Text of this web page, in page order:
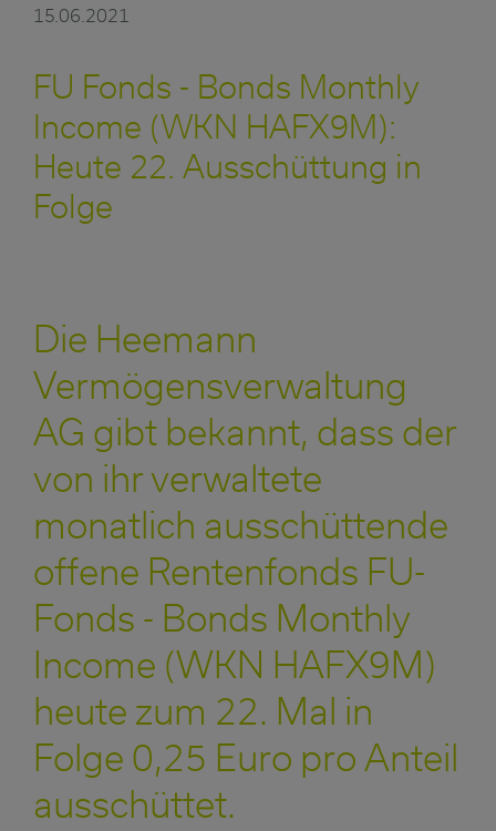
15.06.2021
FU Fonds - Bonds Monthly
Income (WKN HAFX9M):
Heute 22. Ausschüttung in
Folge
Die Heemann
Vermögensverwaltung
AG gibt bekannt, dass der
von ihr verwaltete
monatlich ausschüttende
offene Rentenfonds FU-
Fonds - Bonds Monthly
Income (WKN HAFX9M)
heute zum 22. Mal in
Folge 0,25 Euro pro Anteil
ausschüttet.